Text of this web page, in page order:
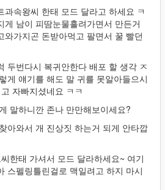
과속왕씨 한태 모드 달라고 하세요 ㅋ
게 남이 피땀눈물흘려가면서 만든거
와가지곤 돈받아먹고 팔면서 꿀 빨던
두번다시 복귀안한다 배포 할 생각 ㅈ
게 얘기를 해도 말 귀를 못알아들으시
자빠지셨네요 ㅋㅋ
말하니깐 존나 만만해보이세요?
아와서 개 진상짓 하는거 되게 안타깝
한태 가셔서 모드 달라하세요~ 여기
스펠링틀린걸로 맥일려고 하지 마시